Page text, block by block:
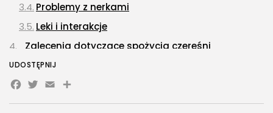
Problemy z nerkami
Leki i interakcje
Zalecenia dotyczące spożycia czereśni
Umiarkowane spożycie
Wybór odpowiednich odmian
Świeże, mrożone czy suszone?
UDOSTĘPNIJ
Facebook
Twitter
EmailShare